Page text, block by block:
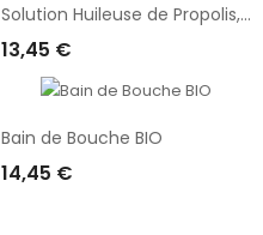
Solution Huileuse de Propolis, Miel, Huile d'Olive BIO
13,45 €
Bain de Bouche BIO
14,45 €